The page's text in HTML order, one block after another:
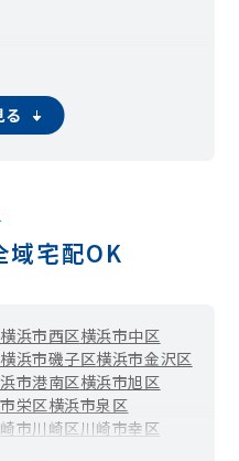
る
域宅配OK
横浜市西区横浜市中区
横浜市磯子区横浜市金沢区
市港南区横浜市旭区
栄区横浜市泉区
市川崎区川崎市幸区